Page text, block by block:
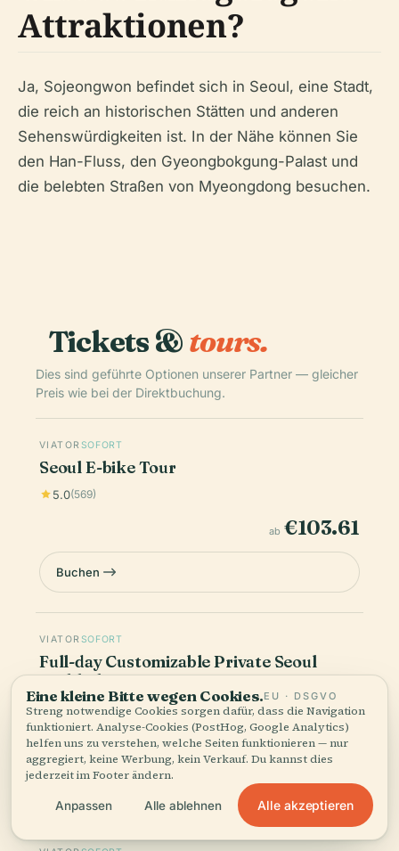
Attraktionen?
Ja, Sojeongwon befindet sich in Seoul, eine Stadt,
die reich an historischen Stätten und anderen
Sehenswürdigkeiten ist. In der Nähe können Sie
den Han-Fluss, den Gyeongbokgung-Palast und
die belebten Straßen von Myeongdong besuchen.
Tickets &tours.
Dies sind geführte Optionen unserer Partner — gleicher
Preis wie bei der Direktbuchung.
VIATOR SOFORT
Seoul E-bike Tour
5.0(569)
ab €103.61
Buchen
VIATOR SOFORT
Full-day Customizable Private Seoul
Highlight Tour
5.0(344)
ab €198.59
Eine kleine Bitte wegen Cookies.EU · DSGVO
Streng notwendige Cookies sorgen dafür, dass die Navigation
funktioniert. Analyse-Cookies (PostHog, Google Analytics)
helfen uns zu verstehen, welche Seiten funktionieren — nur
aggregiert, keine Werbung, kein Verkauf. Du kannst dies
jederzeit im Footer ändern.
Anpassen Alle ablehnen Alle akzeptieren